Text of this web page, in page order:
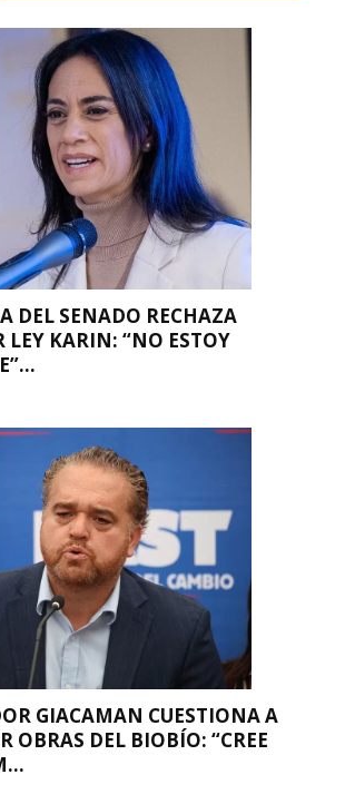
DEL SENADO RECHAZA
LEY KARIN: “NO ESTOY
GIACAMAN CUESTIONA A
OBRAS DEL BIOBÍO: “CREE